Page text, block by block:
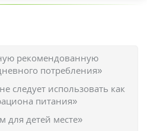
рекомендованную
потребления»
не следует использовать как
питания»
для детей месте»